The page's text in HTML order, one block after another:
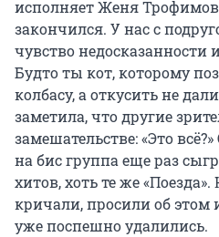
исполняет Женя
закончился. У нас с
чувство недосказанности
Будто ты кот, которому
колбасу, а откусить не
заметила, что другие
замешательстве: «Это
на бис группа еще раз
хитов, хоть те же
кричали, просили об этом
уже поспешно удалились.